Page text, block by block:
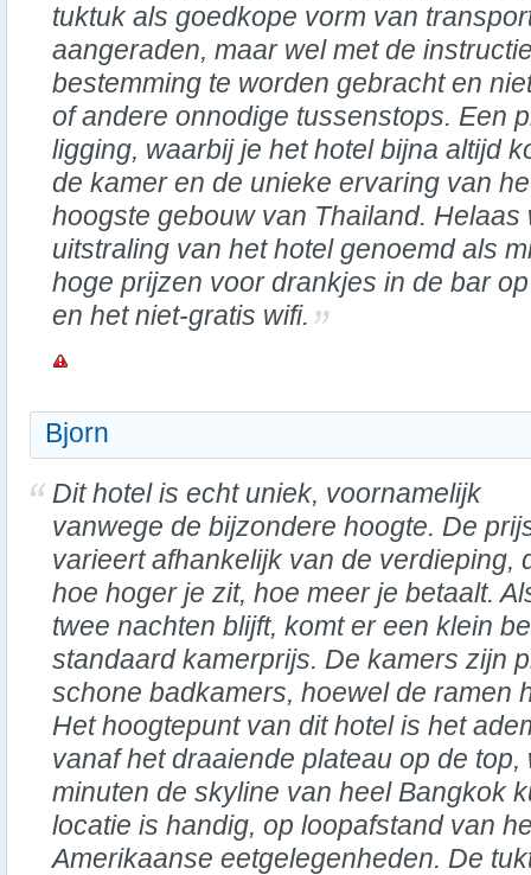
tuktuk als goedkope vorm van
aangeraden, maar wel met de
bestemming te worden gebracht en
of andere onnodige tussenstops. Een
ligging, waarbij je het hotel bijna altijd
de kamer en de unieke ervaring van
hoogste gebouw van Thailand.
uitstraling van het hotel genoemd als
hoge prijzen voor drankjes in de bar
en het niet-gratis wifi.
Bjorn
Dit hotel is echt uniek, voornamelijk
vanwege de bijzondere hoogte. De
varieert afhankelijk van de verdieping,
hoe hoger je zit, hoe meer je betaalt.
twee nachten blijft, komt er een klein
standaard kamerprijs. De kamers zijn
schone badkamers, hoewel de ramen
Het hoogtepunt van dit hotel is het
vanaf het draaiende plateau op de
minuten de skyline van heel Bangkok
locatie is handig, op loopafstand van
Amerikaanse eetgelegenheden. De